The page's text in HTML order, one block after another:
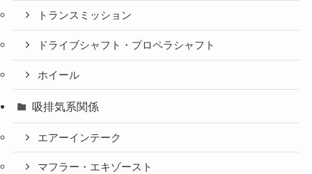
トランスミッション
ドライブシャフト・プロペラシャフト
ホイール
吸排気系関係
エアーインテーク
マフラー・エキゾースト